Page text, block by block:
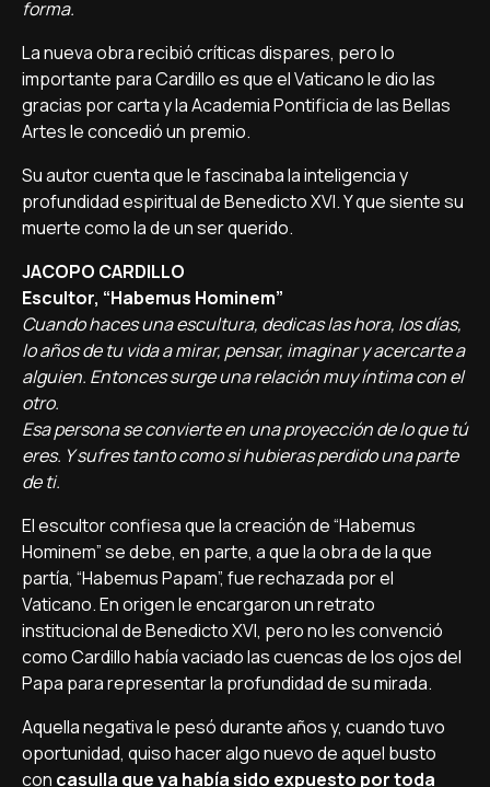
forma.
La nueva obra recibió críticas dispares, pero lo
importante para Cardillo es que el Vaticano le dio las
gracias por carta y la Academia Pontificia de las Bellas
Artes le concedió un premio.
Su autor cuenta que le fascinaba la inteligencia y
profundidad espiritual de Benedicto XVI. Y que siente su
muerte como la de un ser querido.
JACOPO CARDILLO
Escultor, “Habemus Hominem”
Cuando haces una escultura, dedicas las hora, los días,
lo años de tu vida a mirar, pensar, imaginar y acercarte a
alguien. Entonces surge una relación muy íntima con el
otro.
Esa persona se convierte en una proyección de lo que tú
eres. Y sufres tanto como si hubieras perdido una parte
de ti.
El escultor confiesa que la creación de “Habemus
Hominem” se debe, en parte, a que la obra de la que
partía, “Habemus Papam”, fue rechazada por el
Vaticano. En origen le encargaron un retrato
institucional de Benedicto XVI, pero no les convenció
como Cardillo había vaciado las cuencas de los ojos del
Papa para representar la profundidad de su mirada.
Aquella negativa le pesó durante años y, cuando tuvo
oportunidad, quiso hacer algo nuevo de aquel busto
con casulla que ya había sido expuesto por toda